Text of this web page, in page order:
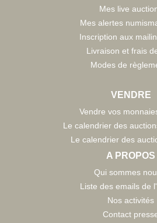
Mes live
Mes alertes
Inscription aux
Livraison et frais
Modes de
VENDRE
Vendre vos
Le calendrier des
Le calendrier des
A PROPOS
Qui sommes
Liste des emails de
Nos activités
Contact